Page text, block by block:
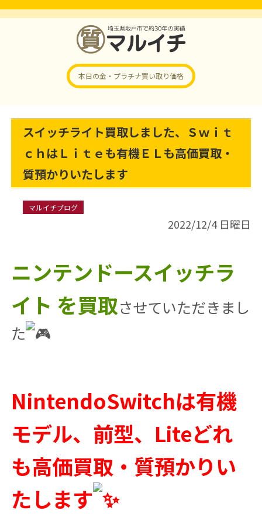
本日の金・プラチナ買い取り価格
スイッチライト買取しました、Ｓｗｉｔ
ｃｈはＬｉｔｅも有機ＥＬも高価買取・
質預かりいたします
マルイチブログ
2022/12/4 日曜日
ニンテンドースイッチラ
イト を買取させていただきまし
た
NintendoSwitchは有機
モデル、前型、Liteどれ
も高価買取・質預かりい
たします